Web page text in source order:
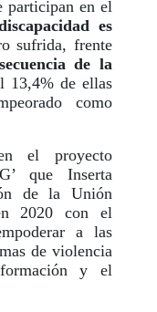
participan en el
es
sufrida, frente
de la
13,4% de ellas
como
el proyecto
que Inserta
de la Unión
2020 con el
a las
de violencia
y el